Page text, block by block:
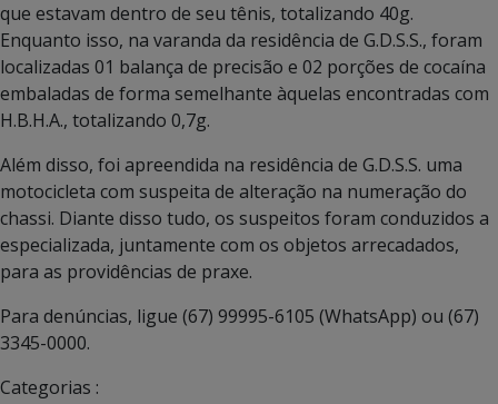
que estavam dentro de seu tênis, totalizando 40g.
Enquanto isso, na varanda da residência de G.D.S.S., foram
localizadas 01 balança de precisão e 02 porções de cocaína
embaladas de forma semelhante àquelas encontradas com
H.B.H.A., totalizando 0,7g.
Além disso, foi apreendida na residência de G.D.S.S. uma
motocicleta com suspeita de alteração na numeração do
chassi. Diante disso tudo, os suspeitos foram conduzidos a
especializada, juntamente com os objetos arrecadados,
para as providências de praxe.
Para denúncias, ligue (67) 99995-6105 (WhatsApp) ou (67)
3345-0000.
Categorias :